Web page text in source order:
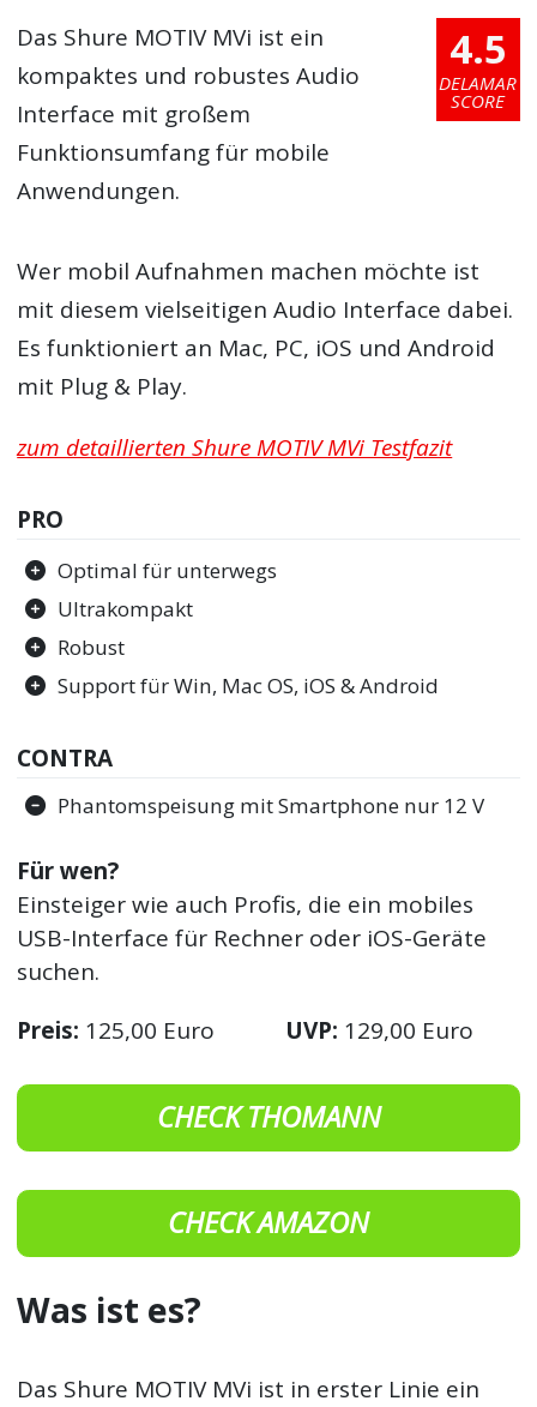
4.5
DELAMAR
SCORE
Das Shure MOTIV MVi ist ein
kompaktes und robustes Audio
Interface mit großem
Funktionsumfang für mobile
Anwendungen.
Wer mobil Aufnahmen machen möchte ist
mit diesem vielseitigen Audio Interface dabei.
Es funktioniert an Mac, PC, iOS und Android
mit Plug & Play.
zum detaillierten Shure MOTIV MVi Testfazit
PRO
Optimal für unterwegs
Ultrakompakt
Robust
Support für Win, Mac OS, iOS & Android
CONTRA
Phantomspeisung mit Smartphone nur 12 V
Für wen?
Einsteiger wie auch Profis, die ein mobiles
USB-Interface für Rechner oder iOS-Geräte
suchen.
Preis: 125,00 Euro UVP: 129,00 Euro
CHECK THOMANN
CHECK AMAZON
Was ist es?
Das Shure MOTIV MVi ist in erster Linie ein